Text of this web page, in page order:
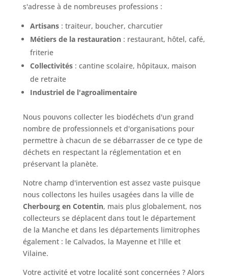
s'adresse à de nombreuses professions :
Artisans : traiteur, boucher, charcutier
Métiers de la restauration: restaurant, hôtel, café,
friterie
Collectivités : cantine scolaire, hôpitaux, maison
de retraite
Industriel de l'agroalimentaire
Nous pouvons collecter les biodéchets d'un grand
nombre de professionnels et d'organisations pour
permettre à chacun de se débarrasser de ce type de
déchets en respectant la réglementation et en
préservant la planète.
Notre champ d'intervention est assez vaste puisque
nous collectons les huiles usagées dans la ville de
Cherbourg en Cotentin, mais plus globalement, nos
collecteurs se déplacent dans tout le département
de la Manche et dans les départements limitrophes
également : le Calvados, la Mayenne et l'Ille et
Vilaine.
Votre activité et votre localité sont concernées ? Alors